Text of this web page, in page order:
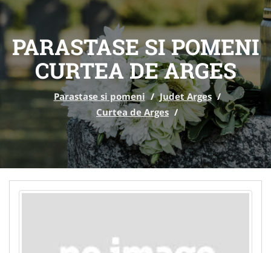
PARASTASE SI POMENI
CURTEA DE ARGES
Parastase si pomeni / Judet Arges /
Curtea de Arges /